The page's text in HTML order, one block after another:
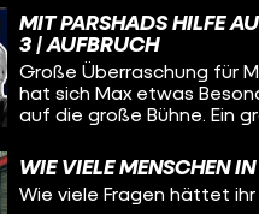
Up Comedienne
sondern weiß auch, wie
sein. Am großen Tag
die Bühne muss sie
meistern wird, seht ihr
MIT PARSHADS HILFE
| AUFBRUCH
Große Überraschung für
hat sich Max etwas
auf die große Bühne. Ein
Stand-Up Comedienne
steht, sondern weiß auch,
gefangen zu sein. Am
WIE VIELE MENSCHEN
Wie viele Fragen hättet